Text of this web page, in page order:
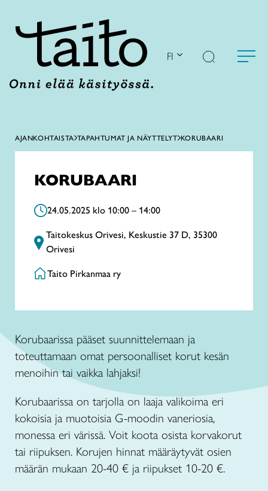
FI
AJANKOHTAISTA TAPAHTUMAT JA NÄYTTELYT KORUBAARI
KORUBAARI
24.05.2025 klo 10:00 – 14:00
Taitokeskus Orivesi, Keskustie 37 D, 35300
Orivesi
Taito Pirkanmaa ry
Korubaarissa pääset suunnittelemaan ja
toteuttamaan omat persoonalliset korut kesän
menoihin tai vaikka lahjaksi!
Korubaarissa on tarjolla on laaja valikoima eri
kokoisia ja muotoisia G-moodin vaneriosia,
monessa eri värissä. Voit koota osista korvakorut
tai riipuksen. Korujen hinnat määräytyvät osien
määrän mukaan 20-40 € ja riipukset 10-20 €.